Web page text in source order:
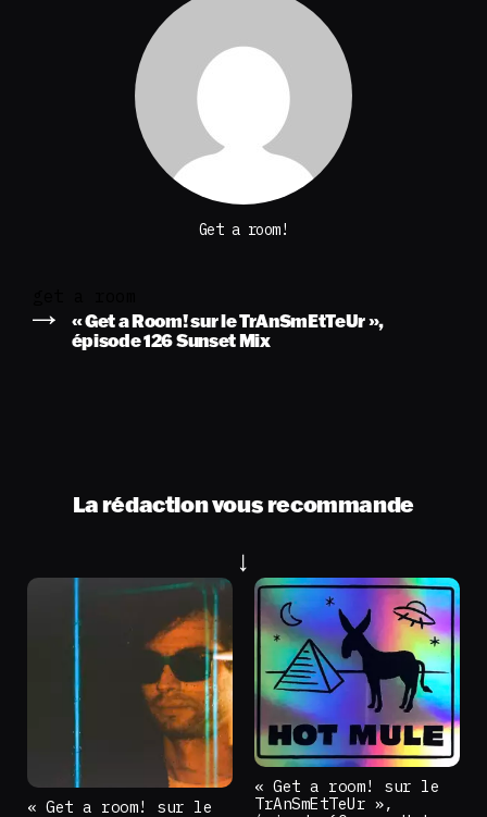
Get a room!
« Get a Room! sur le TrAnSmEtTeUr »,
épisode 126 Sunset Mix
La rédaction vous recommande
« Get a room! sur le
« Get a room! sur le
TrAnSmEtTeUr »,